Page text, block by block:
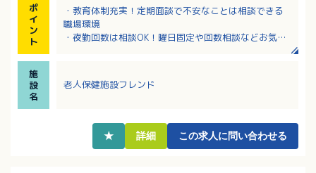
ポ
イ
ン
ト
・教育体制充実！定期面談で不安なことは相談できる
職場環境
・夜勤回数は相談OK！曜日固定や回数相談などお気軽
施
設
名
老人保健施設フレンド
★ 詳細 この求人に問い合わせる